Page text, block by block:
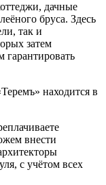
дачные
бруса. Здесь
так и
затем
находится в
внести
с учётом всех